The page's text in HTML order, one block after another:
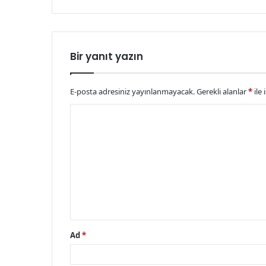
Bir yanıt yazın
E-posta adresiniz yayınlanmayacak.Gerekli alanlar* ile
Ad*